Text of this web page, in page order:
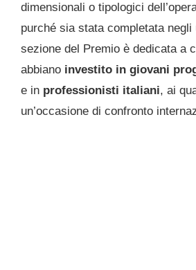
dimensionali o tipologici
purché sia stata completata
sezione del Premio è dedicata a
abbiano investito in giovani
e in professionisti italiani, ai
un’occasione di confronto